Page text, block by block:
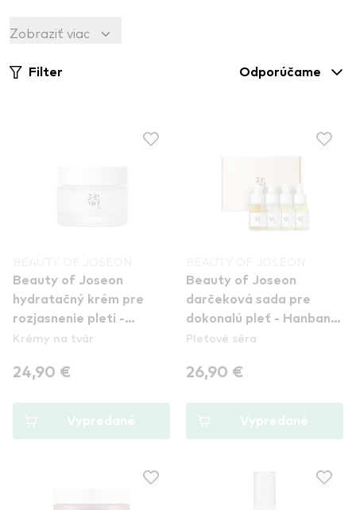
Značka vytvorila produkty s kombináciou hanbang
Zobraziť viac
Filter Odporúčame
Beauty of Joseon
hydratačný krém pre
rozjasnenie pleti -
Dynasty Cream
Krémy na tvár
24,90 €
Vypredané
Beauty of Joseon
darčeková sada pre
dokonalú pleť - Hanbang
Serum Discovery Kit
Pleťové séra
26,90 €
Vypredané